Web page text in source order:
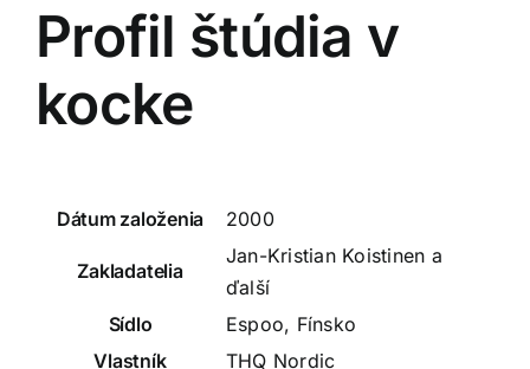
Profil štúdia v
kocke
Dátum založenia 2000
Zakladatelia
Jan-Kristian Koistinen a
ďalší
Sídlo
Espoo, Fínsko
Vlastník
THQ Nordic